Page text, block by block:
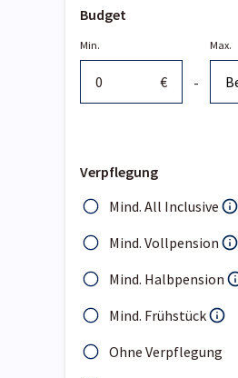
Budget
Min.
€ -
Max.
Verpflegung
Mind. All Inclusive
Mind. Vollpension
Mind. Halbpension
Mind. Frühstück
Ohne Verpflegung